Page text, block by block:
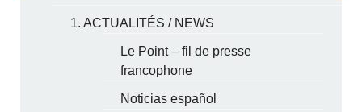
1. ACTUALITÉS / NEWS
Le Point – fil de presse
francophone
Noticias español